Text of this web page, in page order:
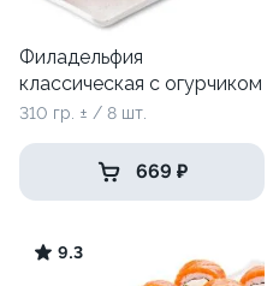
Филадельфия
классическая с огурчиком
310 гр. ± / 8 шт.
669 ₽
9.3